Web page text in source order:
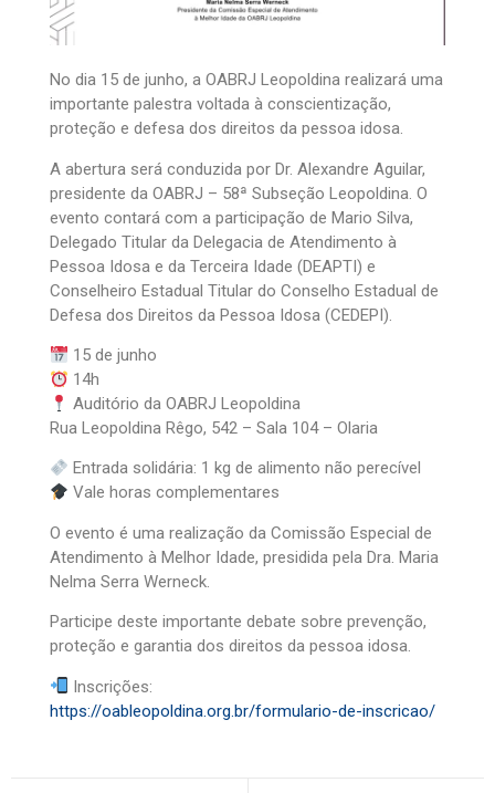
No dia 15 de junho, a OABRJ Leopoldina realizará uma
importante palestra voltada à conscientização,
proteção e defesa dos direitos da pessoa idosa.
A abertura será conduzida por Dr. Alexandre Aguilar,
presidente da OABRJ – 58ª Subseção Leopoldina. O
evento contará com a participação de Mario Silva,
Delegado Titular da Delegacia de Atendimento à
Pessoa Idosa e da Terceira Idade (DEAPTI) e
Conselheiro Estadual Titular do Conselho Estadual de
Defesa dos Direitos da Pessoa Idosa (CEDEPI).
15 de junho
14h
Auditório da OABRJ Leopoldina
Rua Leopoldina Rêgo, 542 – Sala 104 – Olaria
Entrada solidária: 1 kg de alimento não perecível
Vale horas complementares
O evento é uma realização da Comissão Especial de
Atendimento à Melhor Idade, presidida pela Dra. Maria
Nelma Serra Werneck.
Participe deste importante debate sobre prevenção,
proteção e garantia dos direitos da pessoa idosa.
Inscrições:
https://oableopoldina.org.br/formulario-de-inscricao/